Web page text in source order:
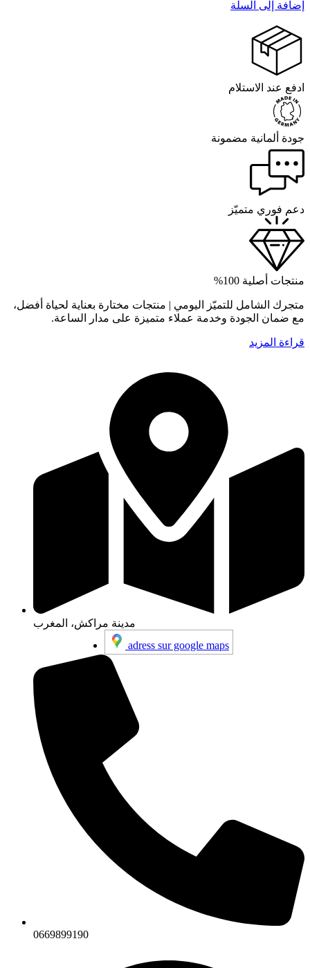
إضافة إلى السلة
ادفع عند الاستلام
جودة ألمانية مضمونة
دعم فوري متميّز
منتجات أصلية 100%
متجرك الشامل للتميّز اليومي | منتجات مختارة بعناية لحياة أفضل،
مع ضمان الجودة وخدمة عملاء متميزة على مدار الساعة.
قراءة المزيد
مدينة مراكش، المغرب
adress sur google maps
0669899190